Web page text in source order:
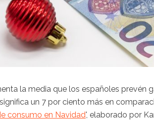
la media que los españoles prevén
un 7 por ciento más en
consumo en Navidad', elaborado por